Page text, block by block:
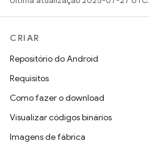
CRIAR
Repositório do Android
Requisitos
Como fazer o download
Visualizar códigos binários
Imagens de fábrica